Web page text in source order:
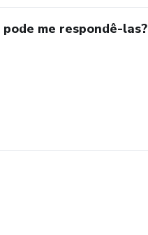
me respondê-las?